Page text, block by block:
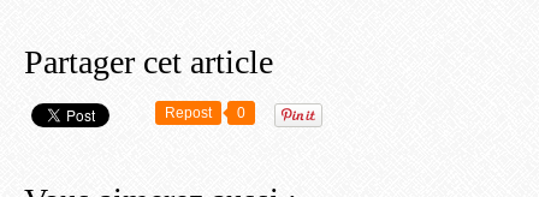
Partager cet article
Repost 0